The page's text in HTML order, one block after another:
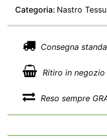
Categoria: Nastro
Consegna
Ritiro in negozio
Reso sempre